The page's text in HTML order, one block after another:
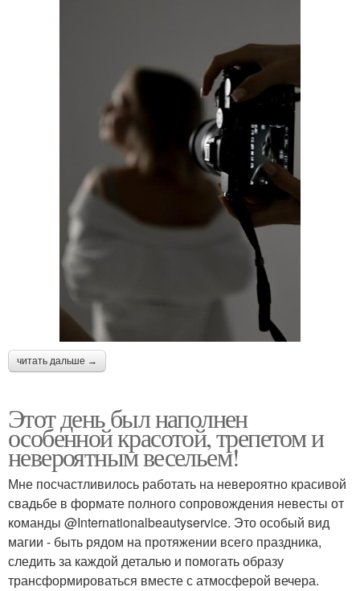
читать дальше →
Этот день был наполнен
особенной красотой, трепетом и
невероятным весельем!
Мне посчастливилось работать на невероятно красивой
свадьбе в формате полного сопровождения невесты от
команды @Internationalbeautyservice. Это особый вид
магии - быть рядом на протяжении всего праздника,
следить за каждой деталью и помогать образу
трансформироваться вместе с атмосферой вечера.